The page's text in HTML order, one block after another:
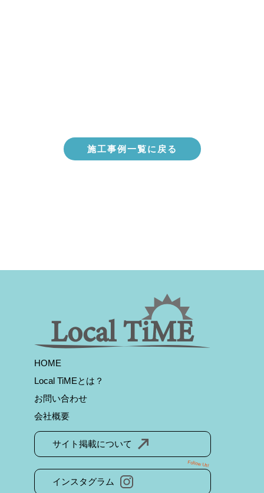
施工事例一覧に戻る
HOME
Local TiMEとは？
お問い合わせ
会社概要
サイト掲載について
インスタグラム
Follow Us!